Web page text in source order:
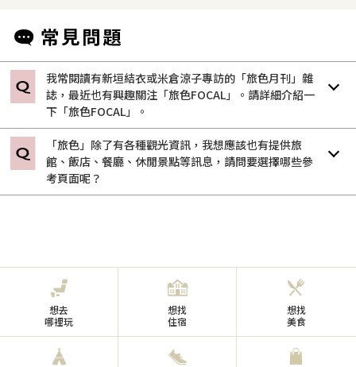
我常閱讀有新垣結衣或米倉涼子專訪的「旅色月刊」雜
誌，最近也有興趣關注「旅色FOCAL」。請詳細介紹一
下「旅色FOCAL」。
「旅色」除了有各種觀光資訊，我想應該也有提供旅
館、飯店、餐廳、休閒景點等訊息，請問要選擇哪些參
考頁面呢？
想去
哪裡玩
想找
住宿
想找
美食